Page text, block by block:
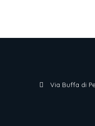
Via Buffa di